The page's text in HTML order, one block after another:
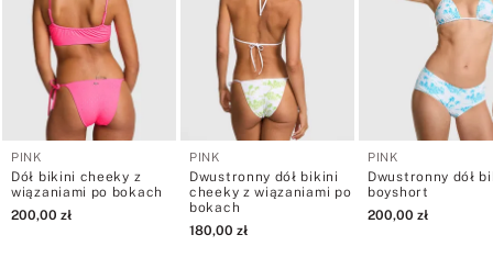
PINK
Dół bikini cheeky z
wiązaniami po bokach
200,00 zł
PINK
Dwustronny dół bikini
cheeky z wiązaniami po
bokach
180,00 zł
PINK
Dwustronny dół
boyshort
200,00 zł